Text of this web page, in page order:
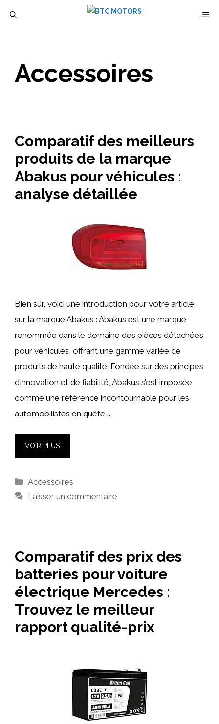
Accessoires
Comparatif des meilleurs
produits de la marque
Abakus pour véhicules :
analyse détaillée
Bien sûr, voici une introduction pour votre article
sur la marque Abakus : Abakus est une marque
renommée dans le domaine des pièces détachées
pour véhicules, offrant une gamme variée de
produits de haute qualité. Fondée sur des principes
d’innovation et de fiabilité, Abakus s’est imposée
comme une référence incontournable pour les
automobilistes en quête …
VOIR PLUS
Catégories
Accessoires
Laisser un commentaire
Comparatif des prix des
batteries pour voiture
électrique Mercedes :
Trouvez le meilleur
rapport qualité-prix